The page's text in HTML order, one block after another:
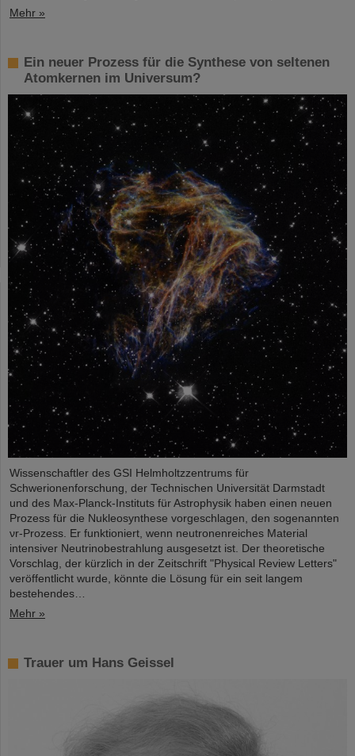
Mehr »
Ein neuer Prozess für die Synthese von seltenen
Atomkernen im Universum?
Wissenschaftler des GSI Helmholtzzentrums für
Schwerionenforschung, der Technischen Universität Darmstadt
und des Max-Planck-Instituts für Astrophysik haben einen neuen
Prozess für die Nukleosynthese vorgeschlagen, den sogenannten
νr-Prozess. Er funktioniert, wenn neutronenreiches Material
intensiver Neutrinobestrahlung ausgesetzt ist. Der theoretische
Vorschlag, der kürzlich in der Zeitschrift "Physical Review Letters"
veröffentlicht wurde, könnte die Lösung für ein seit langem
bestehendes…
Mehr »
Trauer um Hans Geissel